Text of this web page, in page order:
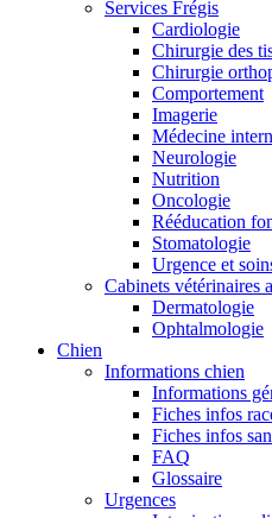
Services Frégis
Cardiologie
Chirurgie des
Chirurgie
Comportement
Imagerie
Médecine
Neurologie
Nutrition
Oncologie
Rééducation
Stomatologie
Urgence et
Cabinets vétérinaires
Dermatologie
Ophtalmologie
Chien
Informations chien
Informations
Fiches infos
Fiches infos
FAQ
Glossaire
Urgences